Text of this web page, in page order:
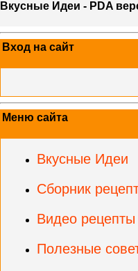
Вкусные Идеи - PDA
Вход на сайт
Меню сайта
Вкусные Идеи
Сборник
Видео рецепты
Полезные